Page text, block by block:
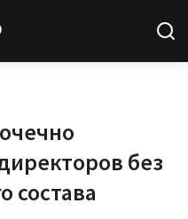
без
состава